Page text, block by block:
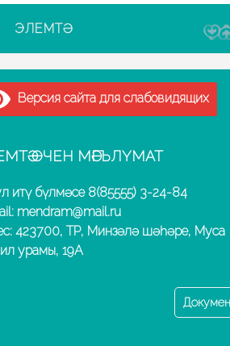
ЭЛЕМТӘ
Версия сайта для слабовидящих
ӨЧЕН МӘГЪЛҮМАТ
итү бүлмәсе 8(85555) 3-24-84
mendram@mail.ru
423700, ТР, Минзәлә шәһәре, Муса
урамы, 19А